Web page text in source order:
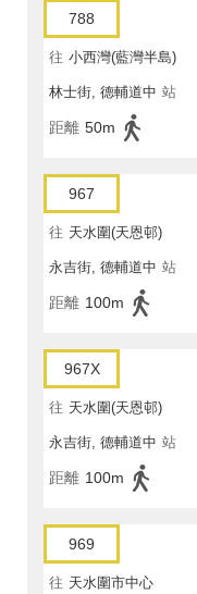
788
往 小西灣(藍灣半島)
林士街, 德輔道中 站
距離 50m
967
往 天水圍(天恩邨)
永吉街, 德輔道中 站
距離 100m
967X
往 天水圍(天恩邨)
永吉街, 德輔道中 站
距離 100m
969
往 天水圍市中心